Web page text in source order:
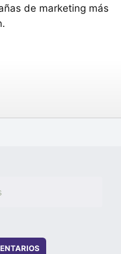
de marketing más